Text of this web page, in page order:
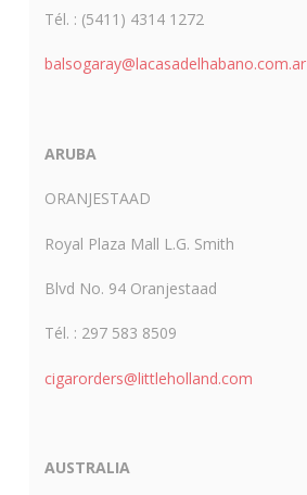
Tél. : (5411) 4314 1272
balsogaray@lacasadelhabano.com.ar
ARUBA
ORANJESTAAD
Royal Plaza Mall L.G. Smith
Blvd No. 94 Oranjestaad
Tél. : 297 583 8509
cigarorders@littleholland.com
AUSTRALIA